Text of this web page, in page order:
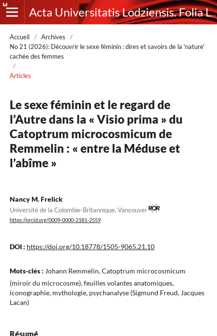
Acta Universitatis Lodziensis. Folia Litteraria Romanica
Accueil / Archives
/
No 21 (2026): Découvrir le sexe féminin : dires et savoirs de la 'nature'
cachée des femmes
/
Articles
Le sexe féminin et le regard de
l’Autre dans la « Visio prima » du
Catoptrum microcosmicum de
Remmelin : « entre la Méduse et
l’abîme »
Nancy M. Frelick
Université de la Colombie-Britannique, Vancouver
https://orcid.org/0009-0000-2181-2559
DOI : https://doi.org/10.18778/1505-9065.21.10
Mots-clés : Johann Remmelin, Catoptrum microcosmicum
(miroir du microcosme), feuilles volantes anatomiques,
iconographie, mythologie, psychanalyse (Sigmund Freud, Jacques
Lacan)
Résumé